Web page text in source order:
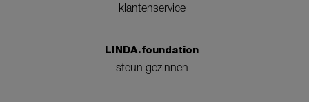
klantenservice
LINDA.foundation
steun gezinnen